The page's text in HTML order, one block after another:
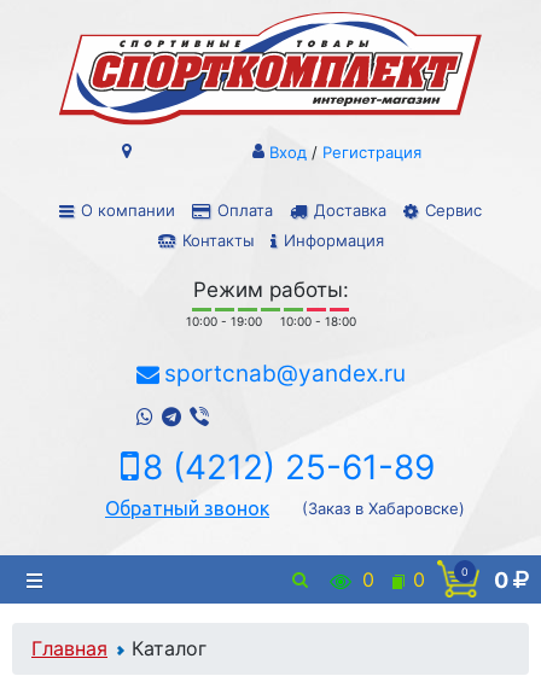
О компании Оплата Доставка
Сервис
Контакты
Информация
Вход / Регистрация
Режим работы:
10:00 - 19:00 10:00 - 18:00
sportcnab@yandex.ru
8 (4212) 25-61-89
Обратный звонок (Заказ в Хабаровске)
0 0 0 0
Главная Каталог